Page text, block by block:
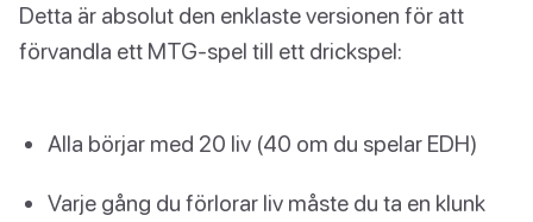
Detta är absolut den enklaste versionen för att
förvandla ett MTG-spel till ett drickspel:
Alla börjar med 20 liv (40 om du spelar EDH)
Varje gång du förlorar liv måste du ta en klunk